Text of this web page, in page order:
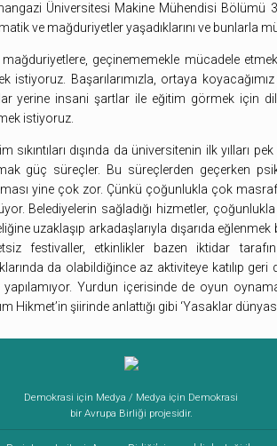
Üniversitesi Makine Mühendisi Bölümü
ve mağduriyetler yaşadıklarını ve bunlarla
mağduriyetlere, geçinememekle mücadele
istiyoruz. Başarılarımızla, ortaya
yerine insani şartlar ile eğitim görmek için
istiyoruz.
sıkıntıları dışında da üniversitenin ilk
güç süreçler. Bu süreçlerden geçerken
yine çok zor. Çünkü çoğunlukla çok
Belediyelerin sağladığı hizmetler,
uzaklaşıp arkadaşlarıyla dışarıda
festivaller, etkinlikler bazen iktidar
da olabildiğince az aktiviteye katılıp
yapılamıyor. Yurdun içerisinde de oyun
Hikmet’in şiirinde anlattığı gibi ‘Yasaklar
Demokrasi için Medya / Medya için Demokrasi
bir Avrupa Birliği projesidir.